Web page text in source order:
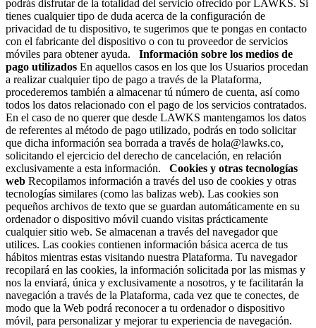
podrás disfrutar de la totalidad del servicio ofrecido por LAWKS. Si
tienes cualquier tipo de duda acerca de la configuración de
privacidad de tu dispositivo, te sugerimos que te pongas en contacto
con el fabricante del dispositivo o con tu proveedor de servicios
móviles para obtener ayuda. Información sobre los medios de
pago utilizados En aquellos casos en los que los Usuarios procedan
a realizar cualquier tipo de pago a través de la Plataforma,
procederemos también a almacenar tú número de cuenta, así como
todos los datos relacionado con el pago de los servicios contratados.
En el caso de no querer que desde LAWKS mantengamos los datos
de referentes al método de pago utilizado, podrás en todo solicitar
que dicha información sea borrada a través de hola@lawks.co,
solicitando el ejercicio del derecho de cancelación, en relación
exclusivamente a esta información. Cookies y otras tecnologías
web Recopilamos información a través del uso de cookies y otras
tecnologías similares (como las balizas web). Las cookies son
pequeños archivos de texto que se guardan automáticamente en su
ordenador o dispositivo móvil cuando visitas prácticamente
cualquier sitio web. Se almacenan a través del navegador que
utilices. Las cookies contienen información básica acerca de tus
hábitos mientras estas visitando nuestra Plataforma. Tu navegador
recopilará en las cookies, la información solicitada por las mismas y
nos la enviará, única y exclusivamente a nosotros, y te facilitarán la
navegación a través de la Plataforma, cada vez que te conectes, de
modo que la Web podrá reconocer a tu ordenador o dispositivo
móvil, para personalizar y mejorar tu experiencia de navegación.